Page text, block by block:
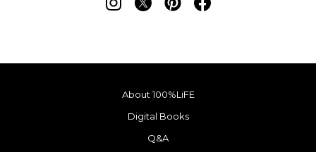
About 100%LiFE
Digital Books
Q&A